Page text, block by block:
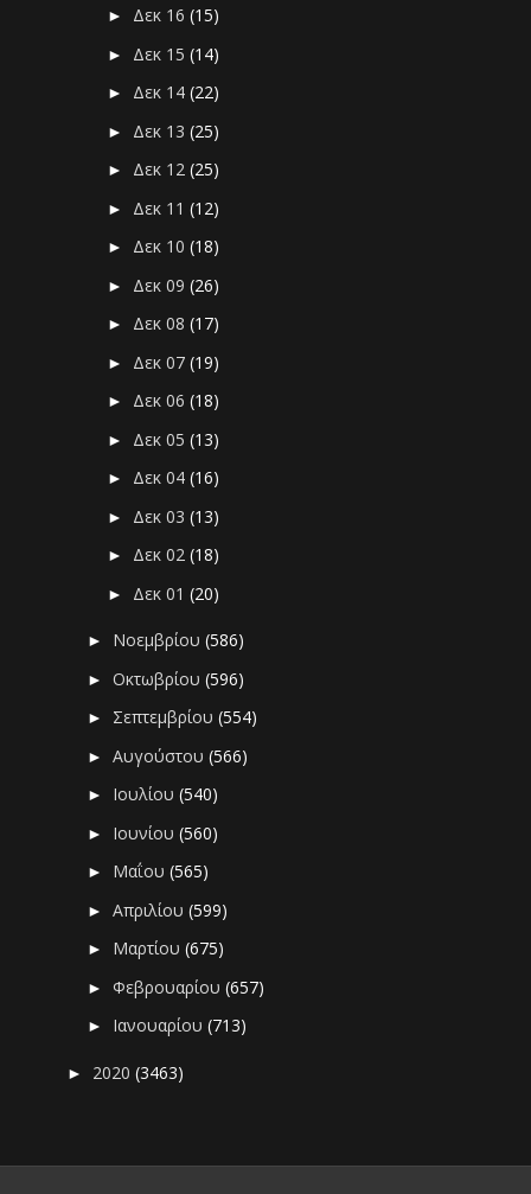
► Δεκ 16(15)
► Δεκ 15(14)
► Δεκ 14(22)
► Δεκ 13(25)
► Δεκ 12(25)
► Δεκ 11(12)
► Δεκ 10(18)
► Δεκ 09(26)
► Δεκ 08(17)
► Δεκ 07(19)
► Δεκ 06(18)
► Δεκ 05(13)
► Δεκ 04(16)
► Δεκ 03(13)
► Δεκ 02(18)
► Δεκ 01(20)
► Νοεμβρίου(586)
►Οκτωβρίου(596)
► Σεπτεμβρίου(554)
►Αυγούστου(566)
► Ιουλίου(540)
► Ιουνίου(560)
► Μαΐου(565)
►Απριλίου(599)
► Μαρτίου(675)
►Φεβρουαρίου(657)
► Ιανουαρίου(713)
► 2020(3463)